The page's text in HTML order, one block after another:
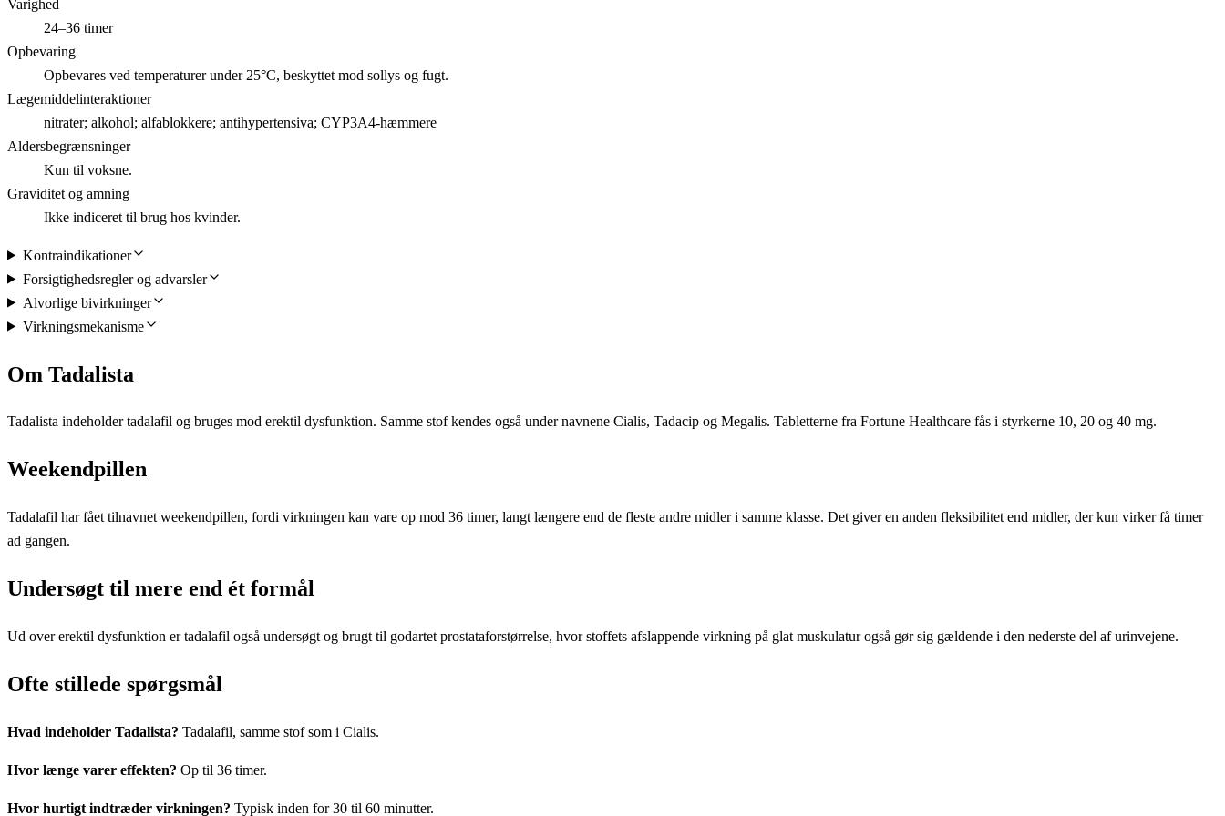
Varighed
24–36 timer
Opbevaring
Opbevares ved temperaturer under 25°C, beskyttet mod sollys og fugt.
Lægemiddelinteraktioner
nitrater; alkohol; alfablokkere; antihypertensiva; CYP3A4-hæmmere
Aldersbegrænsninger
Kun til voksne.
Graviditet og amning
Ikke indiceret til brug hos kvinder.
Kontraindikationer
Forsigtighedsregler og advarsler
Alvorlige bivirkninger
Virkningsmekanisme
Om Tadalista
Tadalista indeholder tadalafil og bruges mod erektil dysfunktion. Samme stof kendes også under navnene Cialis, Tadacip og Megalis. Tabletterne fra Fortune Healthcare fås i styrkerne 10, 20 og 40 mg.
Weekendpillen
Tadalafil har fået tilnavnet weekendpillen, fordi virkningen kan vare op mod 36 timer, langt længere end de fleste andre midler i samme klasse. Det giver en anden fleksibilitet end midler, der kun virker få timer
ad gangen.
Undersøgt til mere end ét formål
Ud over erektil dysfunktion er tadalafil også undersøgt og brugt til godartet prostataforstørrelse, hvor stoffets afslappende virkning på glat muskulatur også gør sig gældende i den nederste del af urinvejene.
Ofte stillede spørgsmål
Hvad indeholder Tadalista? Tadalafil, samme stof som i Cialis.
Hvor længe varer effekten? Op til 36 timer.
Hvor hurtigt indtræder virkningen? Typisk inden for 30 til 60 minutter.